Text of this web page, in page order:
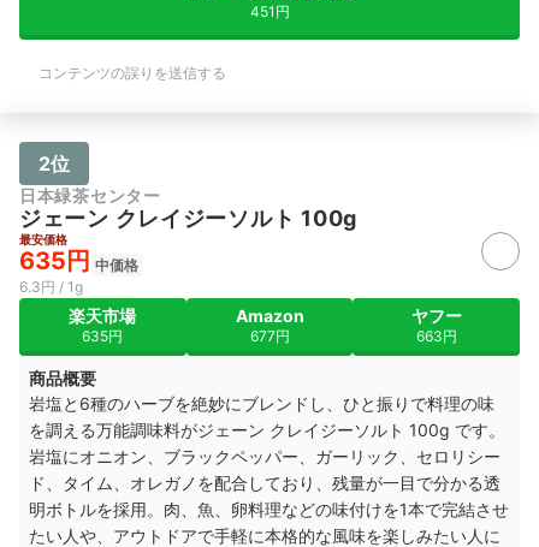
451円
コンテンツの誤りを送信する
2位
日本緑茶センター
ジェーン クレイジーソルト 100g
最安価格
635円 中価格
6.3円 / 1g
楽天市場
635円
Amazon
677円
ヤフー
663円
商品概要
岩塩と6種のハーブを絶妙にブレンドし、ひと振りで料理の味
を調える万能調味料がジェーン クレイジーソルト 100g です。
岩塩にオニオン、ブラックペッパー、ガーリック、セロリシー
ド、タイム、オレガノを配合しており、残量が一目で分かる透
明ボトルを採用。肉、魚、卵料理などの味付けを1本で完結させ
たい人や、アウトドアで手軽に本格的な風味を楽しみたい人に